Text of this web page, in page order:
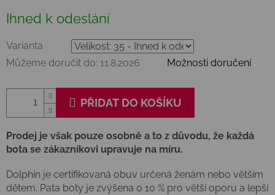
cena:
Ihned k odeslání
Varianta
Můžeme doručit do: 11.8.2026 Možnosti doručení
PŘIDAT DO KOŠÍKU
Prodej je však pouze osobně a to z důvodu, že každá
bota se zákazníkovi upravuje na míru.
Dolphin je certifikovaná obuv určená ženám nebo větším
dětem. Pata boty je zvýšena o 10 % pro větší oporu a lepší